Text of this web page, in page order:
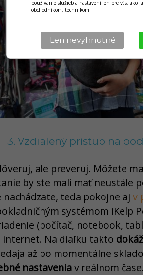
3. Vzdialený prístup na
ale preveruj. Môžete
by ste mali mať neustále
nachádzate, teda pokojne aj v
systémom iKelp
(počítač, notebook,
internet. Na diaľku takto
až po momentálne
nastaveniav reálnom čase.
používanie služieb a nastavení len pre vás, ako
obchodníkom, technikom.
Len nevyhnutné